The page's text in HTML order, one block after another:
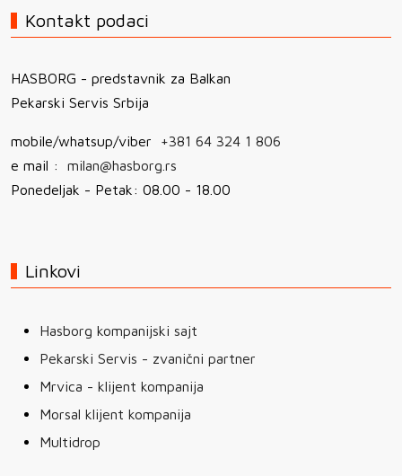
Kontakt podaci
HASBORG - predstavnik za Balkan
Pekarski Servis Srbija
mobile/whatsup/viber +381 64 324 1 806
e mail : milan@hasborg.rs
Ponedeljak - Petak: 08.00 - 18.00
Linkovi
Hasborg kompanijski sajt
Pekarski Servis - zvanični partner
Mrvica - klijent kompanija
Morsal klijent kompanija
Multidrop